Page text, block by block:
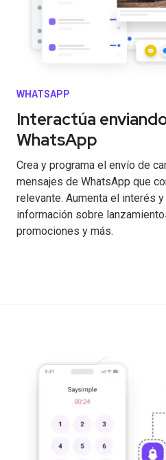
WHATSAPP
Interactúa
WhatsApp
Crea y programa el envío de
mensajes de WhatsApp que
relevante. Aumenta el interés
información sobre
promociones y más.